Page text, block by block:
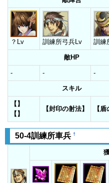
？Lv 訓練所弓兵Lv 訓練
敵HP
- - -
スキル
【】
【】
【封印の射法】 【盾
50-4訓練所車兵 †